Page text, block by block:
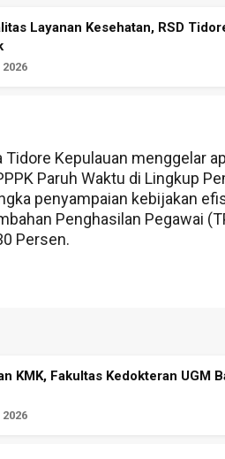
Layanan Kesehatan, RSD
Tidore Kepulauan menggelar
Paruh Waktu di Lingkup
penyampaian kebijakan
Penghasilan Pegawai
Persen.
KMK, Fakultas Kedokteran UGM